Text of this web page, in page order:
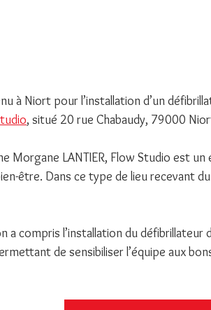
à Niort pour l’installation d’un
, situé 20 rue Chabaudy, 79000
Morgane LANTIER, Flow Studio est
être. Dans ce type de lieu recevant
compris l’installation du défibrillateur
de sensibiliser l’équipe aux